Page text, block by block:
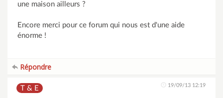
une maison ailleurs ?
Encore merci pour ce forum qui nous est d'une aide
énorme !
Répondre
T & E 19/09/13 12:19